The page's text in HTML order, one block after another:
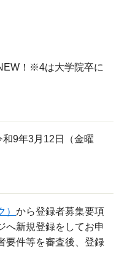
！※4は大学院卒に
9年3月12日（金曜
から登録者募集要項
へ新規登録をしてお申
要件等を審査後、登録